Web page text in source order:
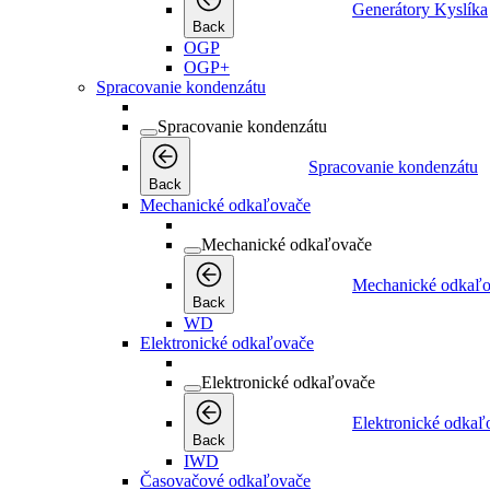
Back
Generátory Kyslíka
OGP
OGP+
Spracovanie kondenzátu
Spracovanie kondenzátu
Back
Spracovanie kondenzátu
Mechanické odkaľovače
Mechanické odkaľovače
Back
Mechanické
WD
Elektronické odkaľovače
Elektronické odkaľovače
Back
Elektronické
IWD
Časovačové odkaľovače